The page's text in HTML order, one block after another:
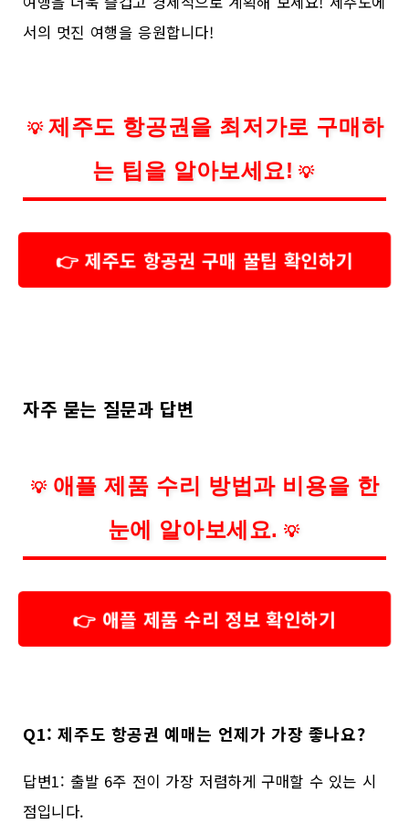
서의 멋진 여행을 응원합니다!
💡 제주도 항공권을 최저가로 구매하
는 팁을 알아보세요! 💡
👉 제주도 항공권 구매 꿀팁 확인하기
자주 묻는 질문과 답변
💡 애플 제품 수리 방법과 비용을 한
눈에 알아보세요. 💡
👉 애플 제품 수리 정보 확인하기
Q1: 제주도 항공권 예매는 언제가 가장 좋나요?
답변1: 출발 6주 전이 가장 저렴하게 구매할 수 있는 시
점입니다.